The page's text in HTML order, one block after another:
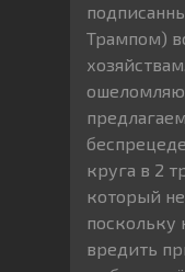
Трампом)
круга в 2
который
поскольку
вредить